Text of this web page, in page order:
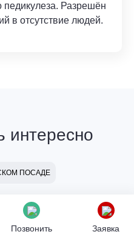
педикулеза. Разрешён
в отсутствие людей.
интересно
ПОСАДЕ
Позвонить Заявка